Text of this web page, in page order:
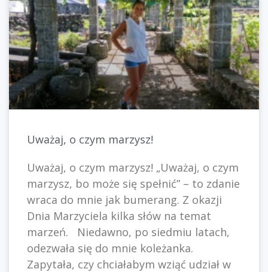
Uważaj, o czym marzysz!
Uważaj, o czym marzysz! „Uważaj, o czym
marzysz, bo może się spełnić” – to zdanie
wraca do mnie jak bumerang. Z okazji
Dnia Marzyciela kilka słów na temat
marzeń. Niedawno, po siedmiu latach,
odezwała się do mnie koleżanka.
Zapytała, czy chciałabym wziąć udział w